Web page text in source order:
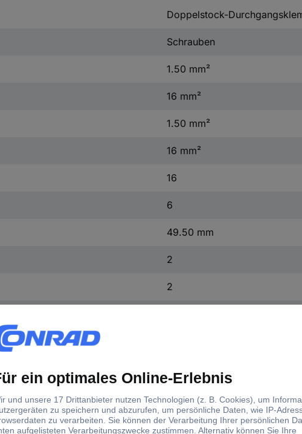
Doppelstock-
Schrauben
1.50 mm²
16 mm²
1.50 mm²
16 mm²
16
6
49.50 mm
2
2
70 A
16 mm